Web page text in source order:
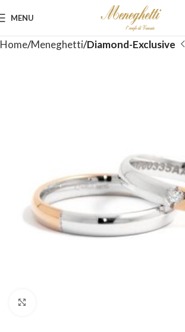
MENU
Home Meneghetti Diamond-Exclusive